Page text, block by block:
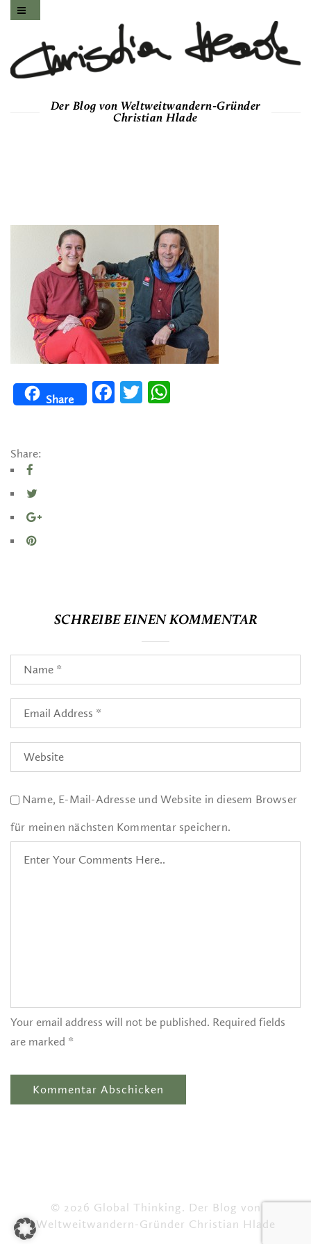
Der Blog von Weltweitwandern-Gründer
Christian Hlade
Share
FacebookTwitter
Share:
SCHREIBE EINEN KOMMENTAR
Name, E-Mail-Adresse und Website in diesem Browser
für meinen nächsten Kommentar speichern.
Your email address will not be published. Required fields
are marked *
© 2026 Global Thinking. Der Blog von
Weltweitwandern-Gründer Christian Hlade